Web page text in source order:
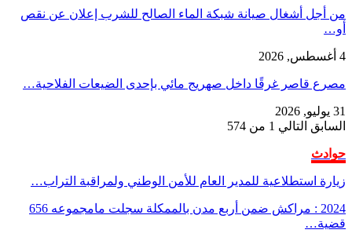
من أجل أشغال صيانة شبكة الماء الصالح للشرب إعلان عن نقص
أو…
4 أغسطس, 2026
مصرع قاصر غرقًا داخل صهريج مائي بإحدى الضيعات الفلاحية…
31 يوليو, 2026
السابق التالي 1 من 574
حوادث
زيارة استطلاعية للمدير العام للأمن الوطني ولمراقبة التراب…
2024 : مراكش ضمن أربع مدن بالممكلة سجلت مامجموعه 656
قضية…